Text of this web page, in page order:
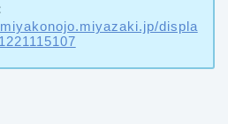
displa